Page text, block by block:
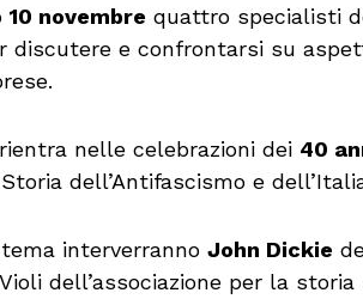
10 novembre quattro specialisti
discutere e confrontarsi su
nelle celebrazioni dei 40
dell’Antifascismo e
interverranno John Dickie
dell’associazione per la